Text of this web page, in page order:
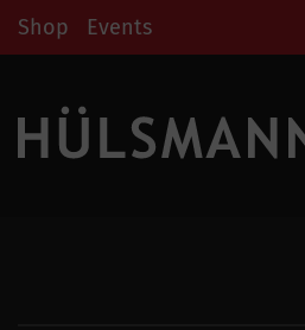
Shop Events